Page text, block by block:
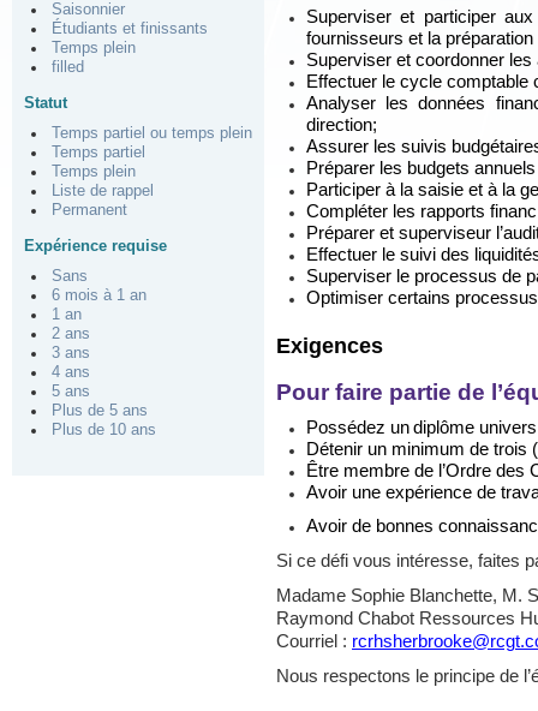
Saisonnier
Étudiants et finissants
Temps plein
filled
Statut
Temps partiel ou temps plein
Temps partiel
Temps plein
Liste de rappel
Permanent
Expérience requise
Sans
6 mois à 1 an
1 an
2 ans
3 ans
4 ans
5 ans
Plus de 5 ans
Plus de 10 ans
Superviser et participer
fournisseurs et la
Superviser et coordonner
Effectuer le cycle comptable
Analyser les données
direction;
Assurer les suivis
Préparer les budgets
Participer à la saisie et à la
Compléter les rapports
Préparer et superviseur
Effectuer le suivi des
Superviser le processus de
Optimiser certains
Exigences
Pour faire partie de
Possédez undiplôme
Détenir un minimum de trois
Être membre de l’Ordre des
Avoir une expérience de
Avoir de bonnes
Si ce défi vous intéresse, faites
Madame Sophie Blanchette, M.
Raymond Chabot Ressources
Courriel :
Nous respectons le principe de